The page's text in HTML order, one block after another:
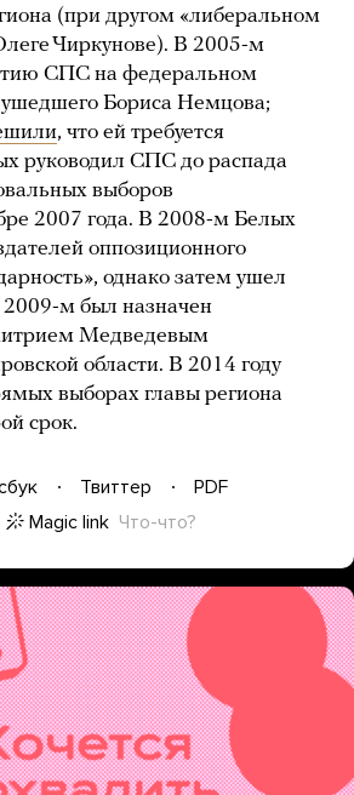
(при другом «либеральном
Чиркунове). В 2005-м
СПС на федеральном
Бориса Немцова;
, что ей требуется
руководил СПС до распада
выборов
2007 года. В 2008-м Белых
оппозиционного
однако затем ушел
2009-м был назначен
Медведевым
области. В 2014 году
выборах главы региона
срок.
Твиттер
PDF
Magic link Что-что?